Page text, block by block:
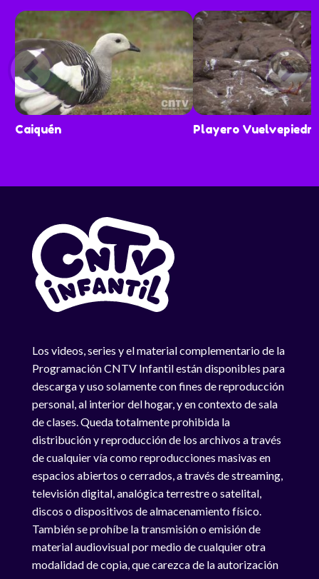
Caiquén Playero
Los videos, series y el material complementario de la
Programación CNTV Infantil están disponibles para
descarga y uso solamente con fines de reproducción
personal, al interior del hogar, y en contexto de sala
de clases. Queda totalmente prohibida la
distribución y reproducción de los archivos a través
de cualquier vía como reproducciones masivas en
espacios abiertos o cerrados, a través de streaming,
televisión digital, analógica terrestre o satelital,
discos o dispositivos de almacenamiento físico.
También se prohíbe la transmisión o emisión de
material audiovisual por medio de cualquier otra
modalidad de copia, que carezca de la autorización